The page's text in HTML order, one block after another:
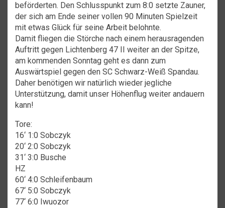
beförderten. Den Schlusspunkt zum 8:0 setzte Zauner,
der sich am Ende seiner vollen 90 Minuten Spielzeit
mit etwas Glück für seine Arbeit belohnte.
Damit fliegen die Störche nach einem herausragenden
Auftritt gegen Lichtenberg 47 II weiter an der Spitze,
am kommenden Sonntag geht es dann zum
Auswärtspiel gegen den SC Schwarz-Weiß Spandau.
Daher benötigen wir natürlich wieder jegliche
Unterstützung, damit unser Höhenflug weiter andauern
kann!
Tore:
16‘ 1:0 Sobczyk
20‘ 2:0 Sobczyk
31‘ 3:0 Busche
HZ
60‘ 4:0 Schleifenbaum
67‘ 5:0 Sobczyk
77‘ 6:0 Iwuozor